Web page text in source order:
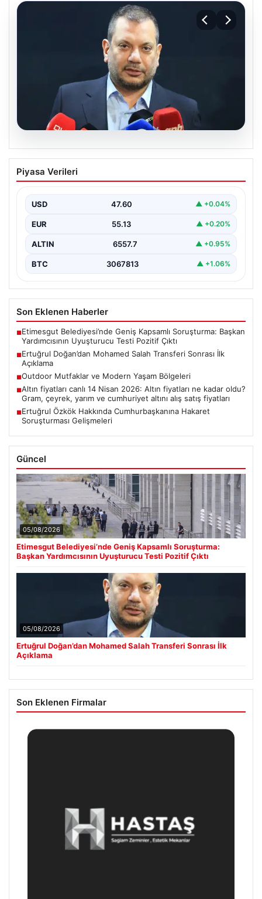
Ertuğrul Doğan’dan Mohamed Salah
Transferi Sonrası İlk Açıklama
Mısırlı futbolcu Mohamed Salah’ın transfer gelişmeleri
hakkında…
Piyasa Verileri
USD 47.60 ▲ +0.04%
EUR 55.13 ▲ +0.20%
ALTIN 6557.7 ▲ +0.95%
BTC 3067813 ▲ +1.06%
Son Eklenen Haberler
■Etimesgut Belediyesi’nde Geniş Kapsamlı Soruşturma: Başkan
Yardımcısının Uyuşturucu Testi Pozitif Çıktı
■Ertuğrul Doğan’dan Mohamed Salah Transferi Sonrası İlk
Açıklama
■Outdoor Mutfaklar ve Modern Yaşam Bölgeleri
■Altın fiyatları canlı 14 Nisan 2026: Altın fiyatları ne kadar oldu?
Gram, çeyrek, yarım ve cumhuriyet altını alış satış fiyatları
■Ertuğrul Özkök Hakkında Cumhurbaşkanına Hakaret
Soruşturması Gelişmeleri
Güncel
05/08/2026
Etimesgut Belediyesi’nde Geniş Kapsamlı Soruşturma:
Başkan Yardımcısının Uyuşturucu Testi Pozitif Çıktı
05/08/2026
Ertuğrul Doğan’dan Mohamed Salah Transferi Sonrası İlk
Açıklama
Son Eklenen Firmalar